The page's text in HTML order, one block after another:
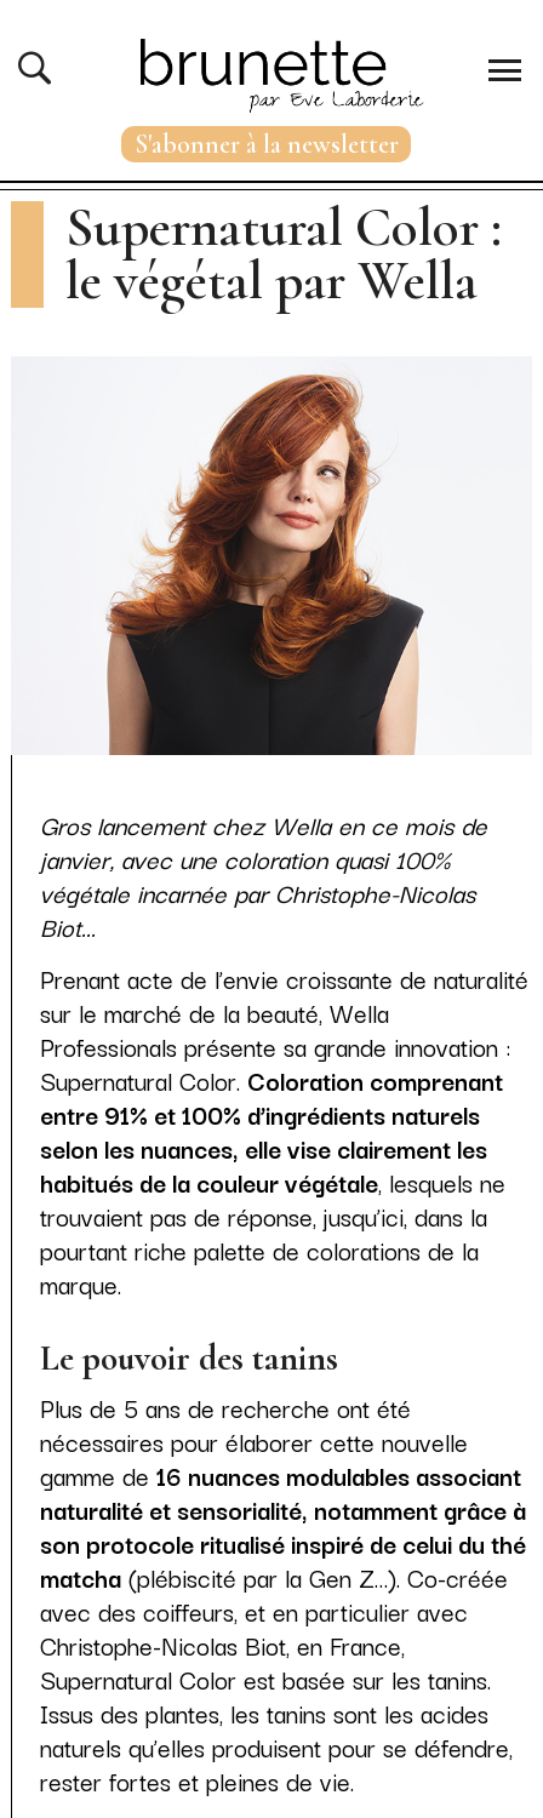
Supernatural Color :
le végétal par Wella
Gros lancement chez Wella en ce mois de
janvier, avec une coloration quasi 100%
végétale incarnée par Christophe-Nicolas
Biot...
Prenant acte de l’envie croissante de naturalité
sur le marché de la beauté, Wella
Professionals présente sa grande innovation :
Supernatural Color. Coloration comprenant
entre 91% et 100% d’ingrédients naturels
selon les nuances, elle vise clairement les
habitués de la couleur végétale, lesquels ne
trouvaient pas de réponse, jusqu’ici, dans la
pourtant riche palette de colorations de la
marque.
Le pouvoir des tanins
Plus de 5 ans de recherche ont été
nécessaires pour élaborer cette nouvelle
gamme de16 nuances modulables associant
naturalité et sensorialité, notamment grâce à
son protocole ritualisé inspiré de celui du thé
matcha(plébiscité par la Gen Z…). Co-créée
avec des coiffeurs, et en particulier avec
Christophe-Nicolas Biot, en France,
Supernatural Color est basée sur les tanins.
Issus des plantes, les tanins sont les acides
naturels qu’elles produisent pour se défendre,
rester fortes et pleines de vie.
S'abonner à la newsletter